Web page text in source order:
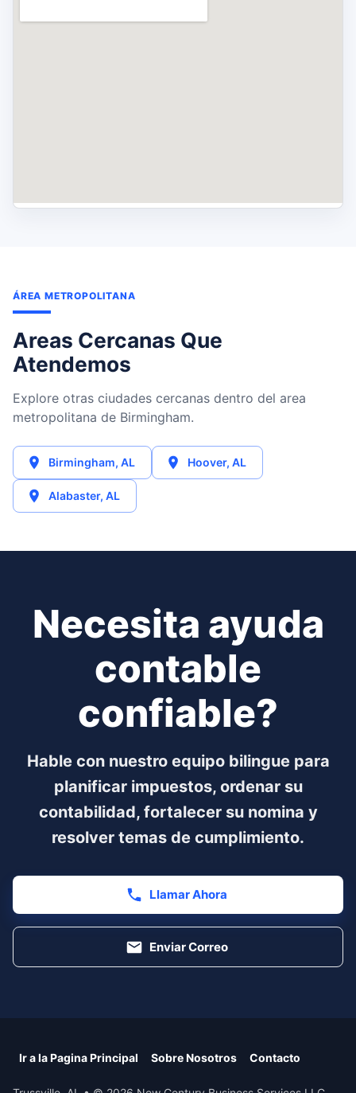
ÁREA METROPOLITANA
Areas Cercanas Que
Atendemos
Explore otras ciudades cercanas dentro del area
metropolitana de Birmingham.
Birmingham, AL Hoover, AL
Alabaster, AL
Necesita ayuda
contable
confiable?
Hable con nuestro equipo bilingue para
planificar impuestos, ordenar su
contabilidad, fortalecer su nomina y
resolver temas de cumplimiento.
Llamar Ahora
Enviar Correo
Ir a la Pagina Principal Sobre Nosotros Contacto